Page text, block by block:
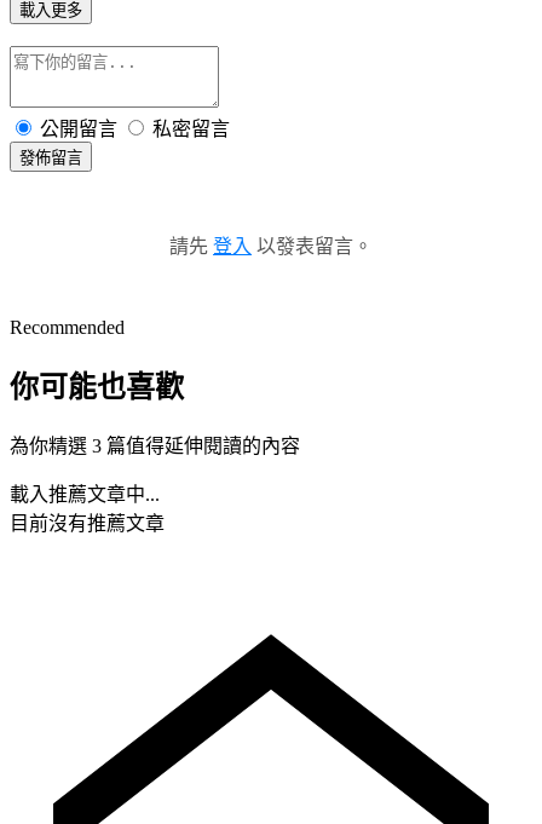
載入更多
公開留言 私密留言
發佈留言
請先 登入 以發表留言。
Recommended
你可能也喜歡
為你精選 3 篇值得延伸閱讀的內容
載入推薦文章中...
目前沒有推薦文章